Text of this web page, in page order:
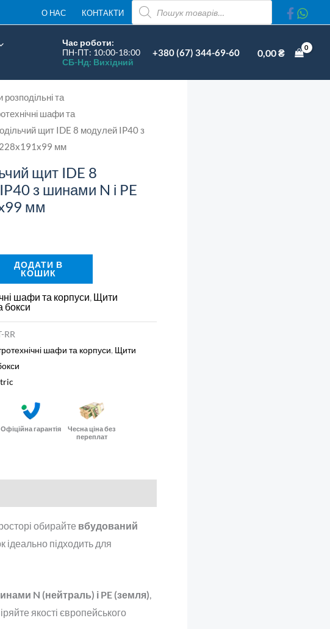
О НАС КОНТАКТИ
ПОШУК
ТОВАРІВ
Час роботи:
ПН-ПТ: 10:00-18:00
СБ-Нд: Вихідний
+380 (67) 344-69-60 0,00₴
та
шафи та
щит IDE 8 модулей IP40 з
228x191x99 мм
щит IDE 8
з шинами N і PE
мм
ДОДАТИ В
КОШИК
шафи та корпуси Щити
бокси
RR
шафи та корпуси, Щити
Офіційна гарантія
Чесна ціна без
переплат
обирайте вбудований
ідеально підходить для
N (нейтраль) і PE (земля),
якості європейського
8
модулей
IP40
шинами
N
і
PE
228x191x99
мм
кількість